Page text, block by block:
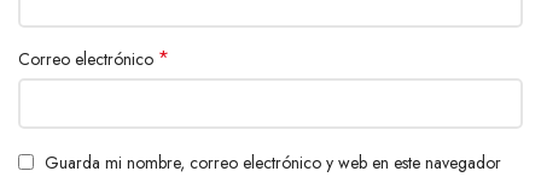
Correo electrónico *
Guarda mi nombre, correo electrónico y web en este navegador